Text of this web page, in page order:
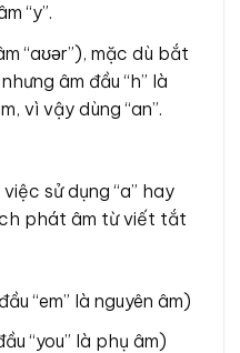
“y”.
“aʊər”), mặc dù bắt
âm đầu “h” là
vì vậy dùng “an”.
sử dụng “a” hay
phát âm từ viết tắt
“em” là nguyên âm)
“you” là phụ âm)